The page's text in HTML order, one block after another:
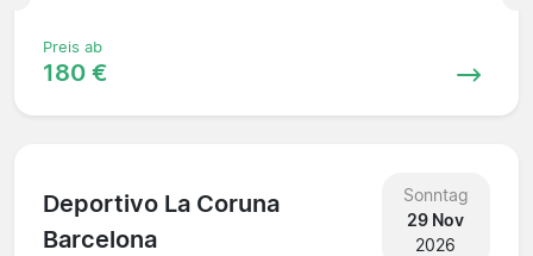
Preis ab
180 €
Deportivo La Coruna
Barcelona
Sonntag
29 Nov
2026